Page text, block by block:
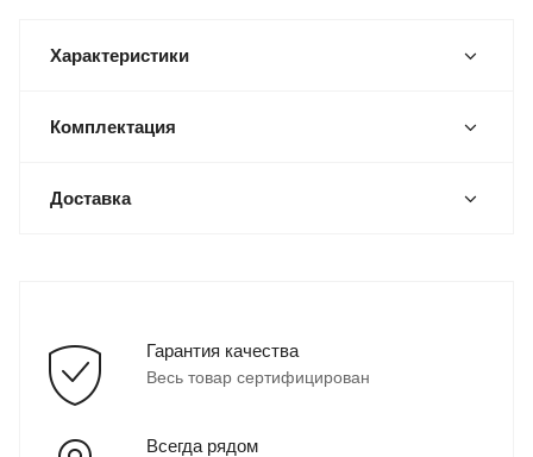
Характеристики
Комплектация
Доставка
Гарантия качества
Весь товар сертифицирован
Всегда рядом